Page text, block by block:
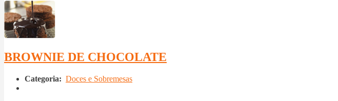
BROWNIE DE CHOCOLATE
Categoria: Doces e Sobremesas